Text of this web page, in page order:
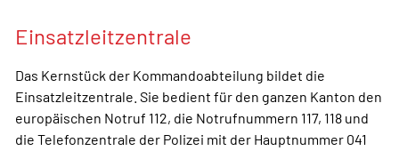
Einsatzleitzentrale
Das Kernstück der Kommandoabteilung bildet die
Einsatzleitzentrale. Sie bedient für den ganzen Kanton den
europäischen Notruf 112, die Notrufnummern 117, 118 und
die Telefonzentrale der Polizei mit der Hauptnummer 041